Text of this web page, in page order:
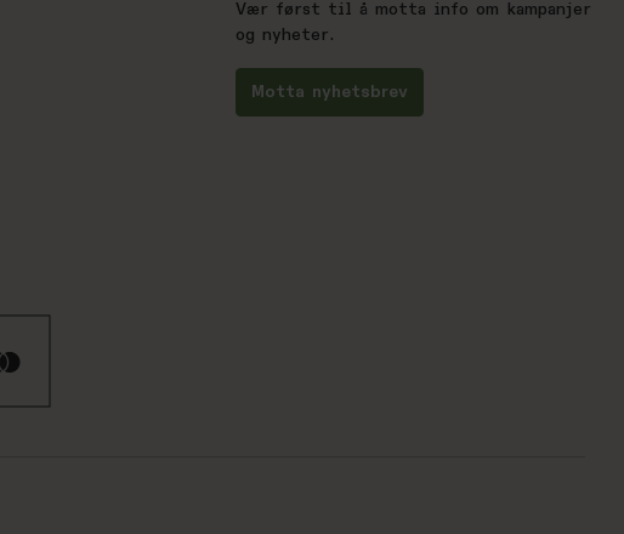
Vær først til å motta info om kampanjer
og nyheter.
Motta nyhetsbrev